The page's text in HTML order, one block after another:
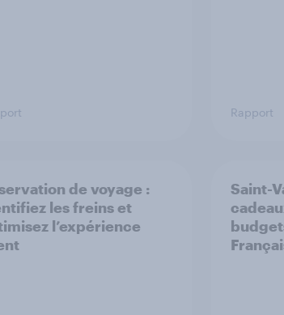
Rapport
de voyage :
les freins et
l’expérience
Saint-